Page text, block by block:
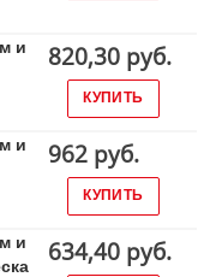
и
820,30 руб.
КУПИТЬ
и
962 руб.
КУПИТЬ
и
634,40 руб.